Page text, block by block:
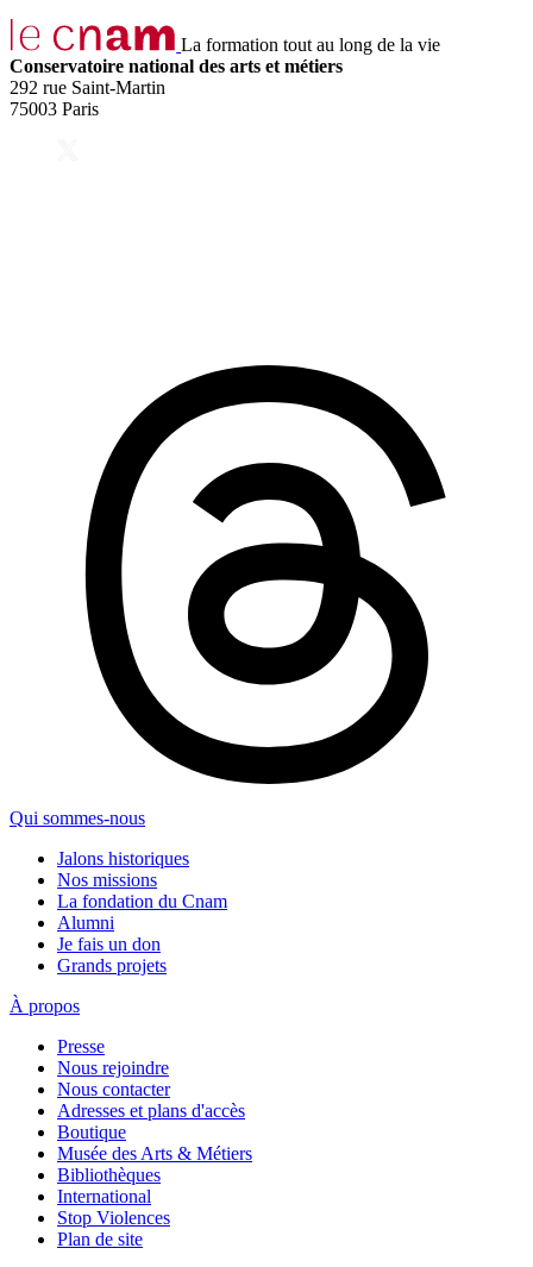
La formation tout au long de la vie
Conservatoire national des arts et métiers
292 rue Saint-Martin
75003 Paris
Qui sommes-nous
Jalons historiques
Nos missions
La fondation du Cnam
Alumni
Je fais un don
Grands projets
À propos
Presse
Nous rejoindre
Nous contacter
Adresses et plans d'accès
Boutique
Musée des Arts & Métiers
Bibliothèques
International
Stop Violences
Plan de site